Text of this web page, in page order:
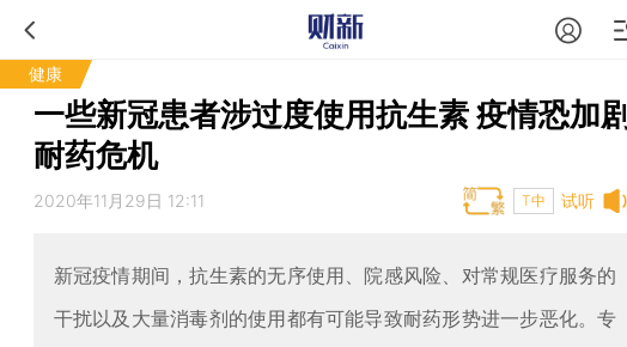
健康
一些新冠患者涉过度使用抗生素 疫情恐加剧
耐药危机
试听
2020年11月29日 12:11 T中
新冠疫情期间，抗生素的无序使用、院感风险、对常规医疗服务的
干扰以及大量消毒剂的使用都有可能导致耐药形势进一步恶化。专